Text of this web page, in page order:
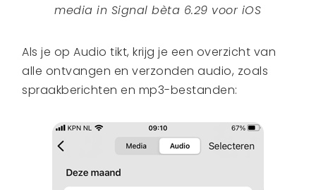
media in Signal bèta 6.29 voor iOS
Als je op Audio tikt, krijg je een overzicht van
alle ontvangen en verzonden audio, zoals
spraakberichten en mp3-bestanden: